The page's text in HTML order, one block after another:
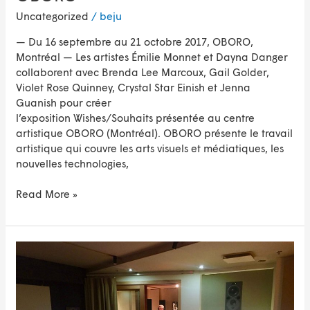
Uncategorized / beju
— Du 16 septembre au 21 octobre 2017, OBORO,
Montréal — Les artistes Émilie Monnet et Dayna Danger
collaborent avec Brenda Lee Marcoux, Gail Golder,
Violet Rose Quinney, Crystal Star Einish et Jenna
Guanish pour créer
l’exposition Wishes/Souhaits présentée au centre
artistique OBORO (Montréal). OBORO présente le travail
artistique qui couvre les arts visuels et médiatiques, les
nouvelles technologies,
Read More »
Wishes/Souhaits